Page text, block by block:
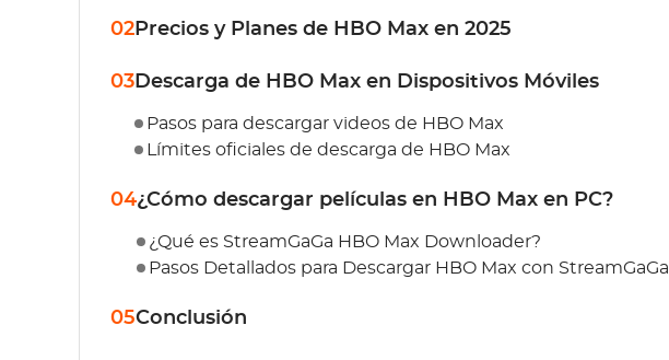
02 Precios y Planes de HBO Max en 2025
03 Descarga de HBO Max en Dispositivos Móviles
Pasos para descargar videos de HBO Max
Límites oficiales de descarga de HBO Max
04¿Cómo descargar películas en HBO Max en PC?
¿Qué es StreamGaGa HBO Max Downloader?
Pasos Detallados para Descargar HBO Max con StreamGaGa
05Conclusión